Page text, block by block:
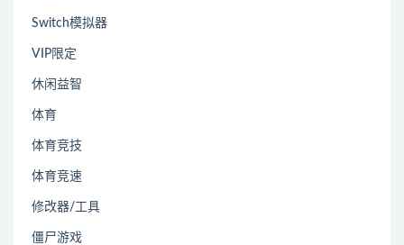
Switch模拟器
VIP限定
休闲益智
体育
体育竞技
体育竞速
修改器/工具
僵尸游戏